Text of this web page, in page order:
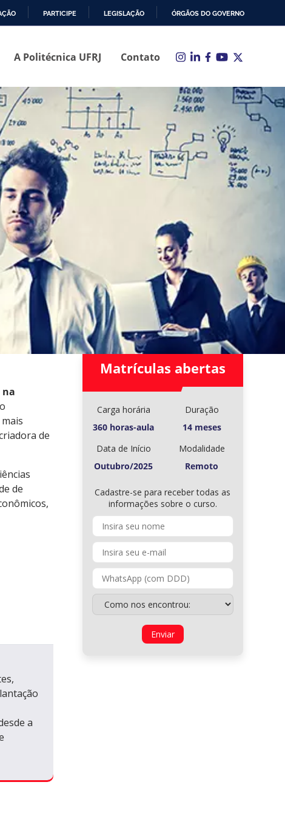
PARTICIPE LEGISLAÇÃO ÓRGÃOS DO GOVERNO
A Politécnica UFRJ Contato
na
de
de
a
Matrículas abertas
Carga horária
360 horas-aula
Duração
14 meses
Data de Início
Outubro/2025
Modalidade
Remoto
Cadastre-se para receber todas as
informações sobre o curso.